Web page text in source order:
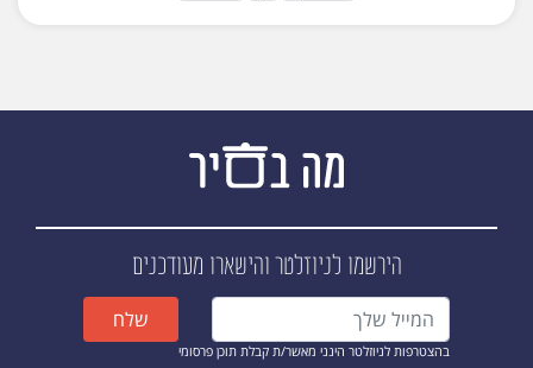
הירשמו לניוזלטרוהישארו מעודכנים
בהצטרפות לניוזלטר הינני מאשר/ת קבלת תוכן פרסומי
שלח